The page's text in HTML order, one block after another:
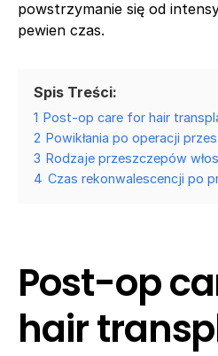
powstrzymanie się od
pewien czas.
Spis Treści:
1 Post-op care for hair
2 Powikłania po operacji
3 Rodzaje przeszczepów
4 Czas rekonwalescencji po
Post-op
hair